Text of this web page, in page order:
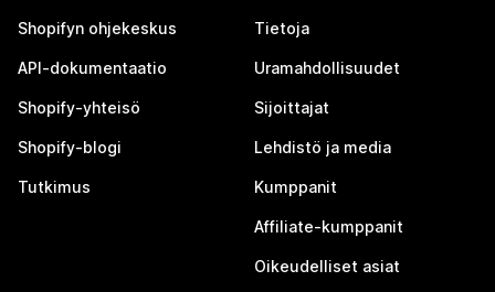
Shopifyn ohjekeskus
API-dokumentaatio
Shopify-yhteisö
Shopify-blogi
Tutkimus
Tietoja
Uramahdollisuudet
Sijoittajat
Lehdistö ja media
Kumppanit
Affiliate-kumppanit
Oikeudelliset asiat